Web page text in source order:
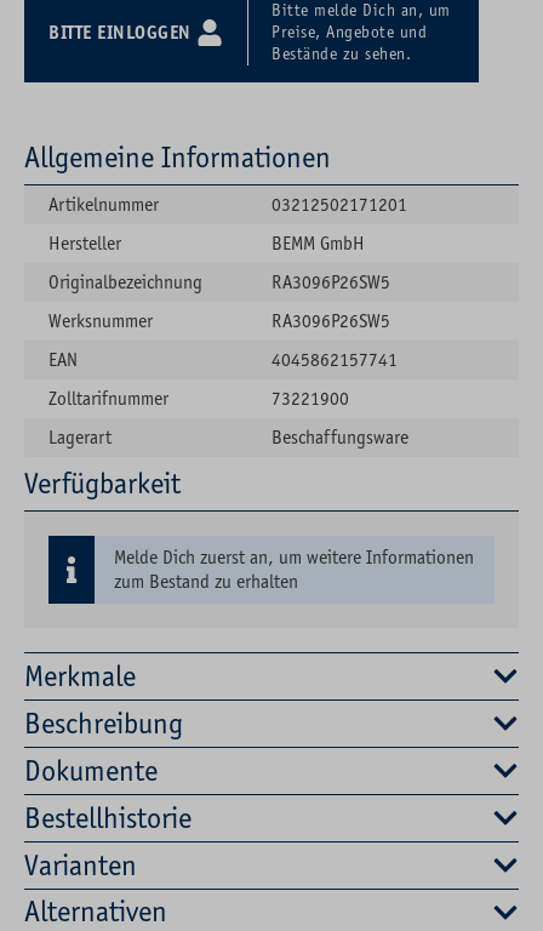
BITTE EINLOGGEN
Bitte melde Dich an, um
Preise, Angebote und
Bestände zu sehen.
Merkmale
Beschreibung
Dokumente
Bestellhistorie
Varianten
Alternativen
Allgemeine Informationen
Artikelnummer
03212502171201
Hersteller
BEMM GmbH
Originalbezeichnung
RA3096P26SW5
Werksnummer
RA3096P26SW5
EAN
4045862157741
Zolltarifnummer
73221900
Lagerart
Beschaffungsware
Verfügbarkeit
Melde Dich zuerst an, um weitere Informationen
zum Bestand zu erhalten